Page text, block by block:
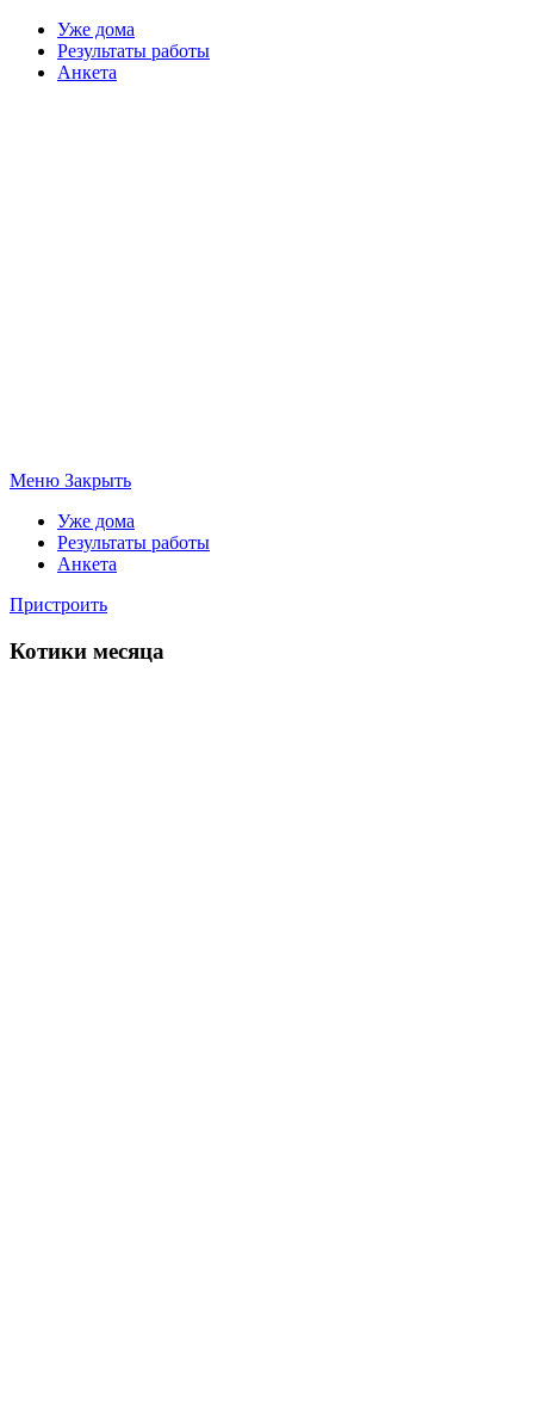
Уже дома
Результаты работы
Анкета
Меню Закрыть
Уже дома
Результаты работы
Анкета
Пристроить
Котики месяца